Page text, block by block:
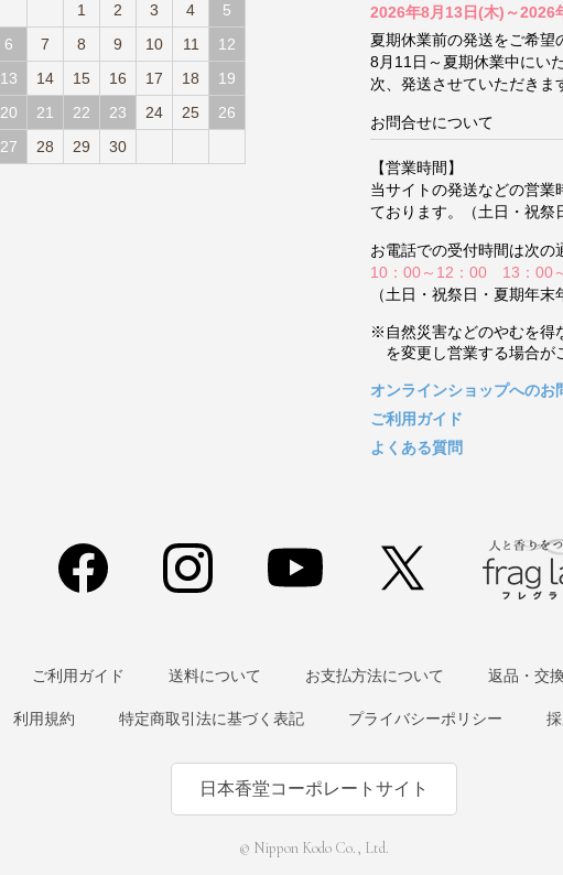
1
2 3 4
5
6
7 8 9 10 11
12
13
14 15 16 17 18
19
20
21 22 23 24 25
26
27
28 29 30
2026年8月13日(木)～2026
夏期休業前の発送をご希望
8月11日～夏期休業中にい
次、発送させていただきま
お問合せについて
【営業時間】
当サイトの発送などの営業
ております。（土日・祝祭
お電話での受付時間は次の
10：00～12：00 13：00
（土日・祝祭日・夏期年末
※自然災害などのやむを得
を変更し営業する場合が
オンラインショップへのお
ご利用ガイド
よくある質問
ご利用ガイド 送料について お支払方法について 返品・交
利用規約 特定商取引法に基づく表記 プライバシーポリシー
日本香堂コーポレートサイト
© Nippon Kodo Co., Ltd.